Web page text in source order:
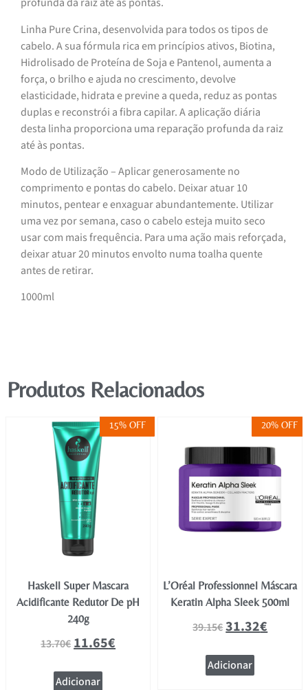
Linha Pure Crina, desenvolvida para todos os tipos de
cabelo. A sua fórmula rica em princípios ativos, Biotina,
Hidrolisado de Proteína de Soja e Pantenol, aumenta a
força, o brilho e ajuda no crescimento, devolve
elasticidade, hidrata e previne a queda, reduz as pontas
duplas e reconstrói a fibra capilar. A aplicação diária
desta linha proporciona uma reparação profunda da raiz
até às pontas.
Modo de Utilização – Aplicar generosamente no
comprimento e pontas do cabelo. Deixar atuar 10
minutos, pentear e enxaguar abundantemente. Utilizar
uma vez por semana, caso o cabelo esteja muito seco
usar com mais frequência. Para uma ação mais reforçada,
deixar atuar 20 minutos envolto numa toalha quente
antes de retirar.
1000ml
Produtos Relacionados
15% OFF
Haskell Super Mascara
Acidificante Redutor De pH
240g
13.70€11.65€
Adicionar
20% OFF
L’Oréal Professionnel Máscara
Keratin Alpha Sleek 500ml
39.15€31.32€
Adicionar